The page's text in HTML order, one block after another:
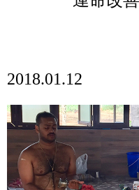
2018.01.12